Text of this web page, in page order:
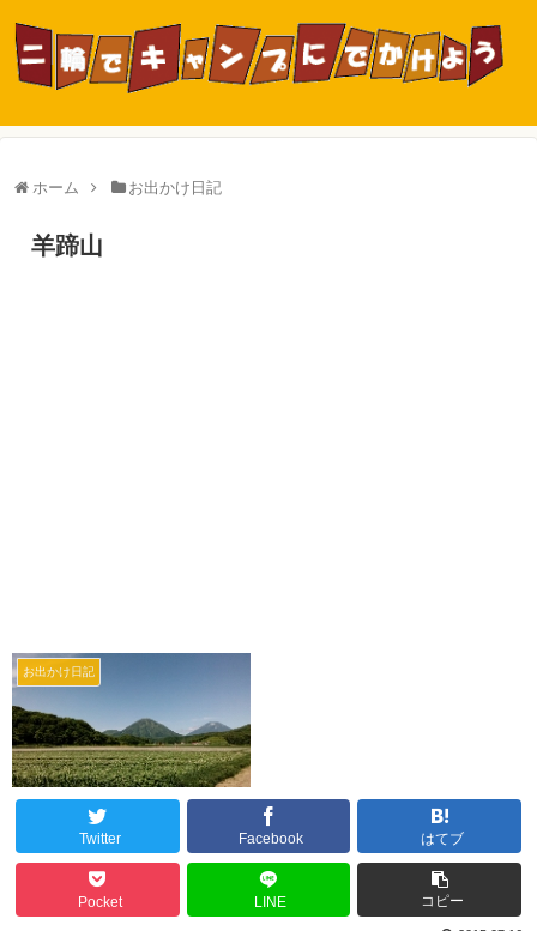
ホーム お出かけ日記
羊蹄山
お出かけ日記
Twitter Facebook はてブ
Pocket LINE コピー